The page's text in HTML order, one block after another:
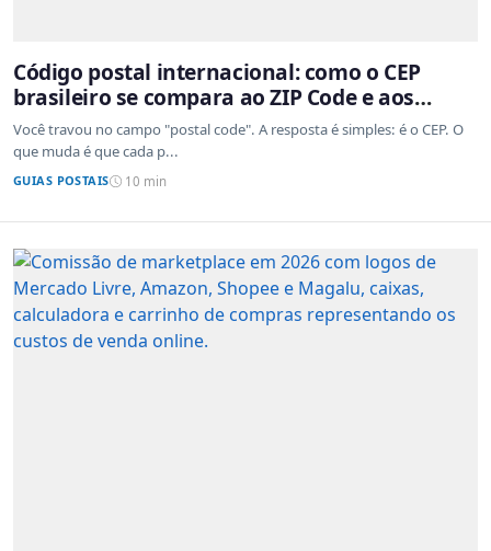
Código postal internacional: como o CEP
brasileiro se compara ao ZIP Code e aos
sistemas de outros países
Você travou no campo "postal code". A resposta é simples: é o CEP. O
que muda é que cada p...
GUIAS POSTAIS 10 min